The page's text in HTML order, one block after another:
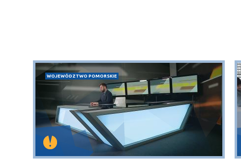
WOJEWÓDZTWO POMORSKIE